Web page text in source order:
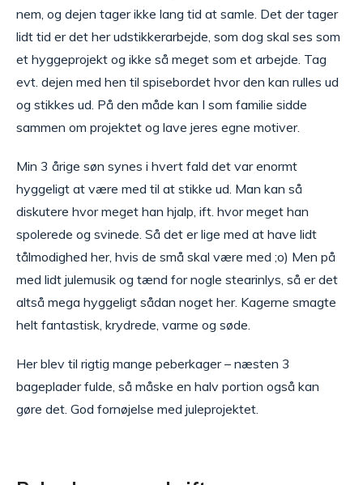
nem, og dejen tager ikke lang tid at samle. Det der tager
lidt tid er det her udstikkerarbejde, som dog skal ses som
et hyggeprojekt og ikke så meget som et arbejde. Tag
evt. dejen med hen til spisebordet hvor den kan rulles ud
og stikkes ud. På den måde kan I som familie sidde
sammen om projektet og lave jeres egne motiver.
Min 3 årige søn synes i hvert fald det var enormt
hyggeligt at være med til at stikke ud. Man kan så
diskutere hvor meget han hjalp, ift. hvor meget han
spolerede og svinede. Så det er lige med at have lidt
tålmodighed her, hvis de små skal være med ;o) Men på
med lidt julemusik og tænd for nogle stearinlys, så er det
altså mega hyggeligt sådan noget her. Kagerne smagte
helt fantastisk, krydrede, varme og søde.
Her blev til rigtig mange peberkager – næsten 3
bageplader fulde, så måske en halv portion også kan
gøre det. God fornøjelse med juleprojektet.